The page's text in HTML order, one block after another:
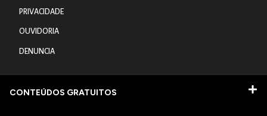
PRIVACIDADE
OUVIDORIA
DENUNCIA
CONTEÚDOS GRATUITOS